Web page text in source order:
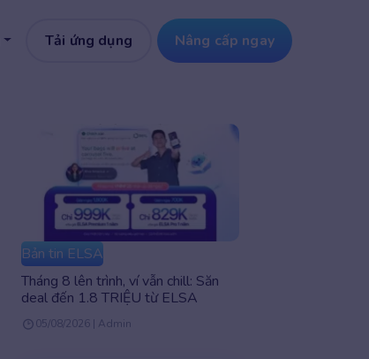
Tải ứng dụng Nâng cấp ngay
Bản tin ELSA
Tháng 8 lên trình, ví vẫn chill: Săn
deal đến 1.8 TRIỆU từ ELSA
05/08/2026 | Admin